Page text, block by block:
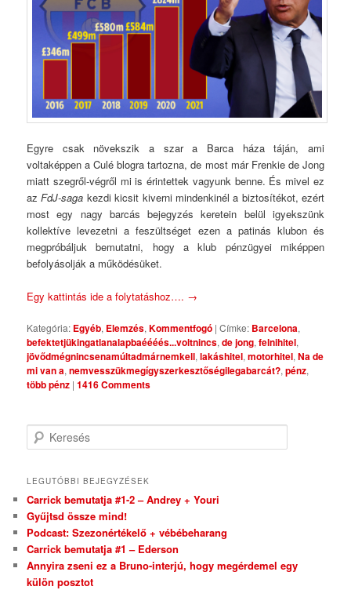
Egyre csak növekszik a szar a Barca háza táján, ami
voltaképpen a Culé blogra tartozna, de most már Frenkie de Jong
miatt szegről-végről mi is érintettek vagyunk benne. És mivel ez
azFdJ-saga kezdi kicsit kiverni mindenkinél a biztosítékot, ezért
most egy nagy barcás bejegyzés keretein belül igyekszünk
kollektíve levezetni a feszültséget ezen a patinás klubon és
megpróbáljuk bemutatni, hogy a klub pénzügyei miképpen
befolyásolják a működésüket.
Egy kattintás ide a folytatáshoz…. →
Kategória: Egyéb, Elemzés,Kommentfogó |Címke: Barcelona,
befektetjükingatlanalapbaéééés...voltnincs,de jong,felnihitel,
jövődmégnincsenamúltadmárnemkell,lakáshitel,motorhitel,Na de
mi van a,nemvesszükmegígyszerkesztőségilegabarcát?,pénz,
több pénz |1416 Comments
Keresés
LEGUTÓBBI BEJEGYZÉSEK
Carrick bemutatja #1-2 – Andrey + Youri
Gyűjtsd össze mind!
Podcast: Szezonértékelő + vébébeharang
Carrick bemutatja #1 – Ederson
Annyira zseni ez a Bruno-interjú, hogy megérdemel egy
külön posztot